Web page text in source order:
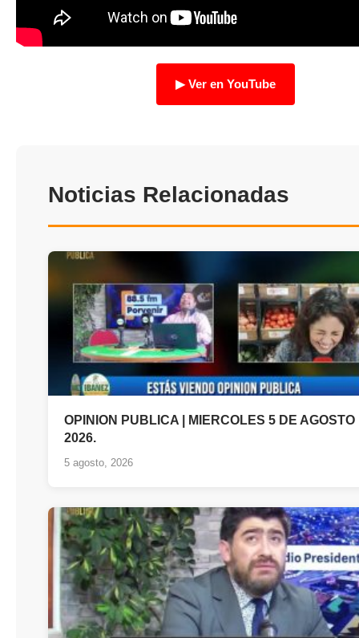
TRANSPARENCIA
▶ Ver en YouTube
Noticias Relacionadas
OPINION PUBLICA | MIERCOLES 5 DE AGOSTO
2026.
5 agosto, 2026